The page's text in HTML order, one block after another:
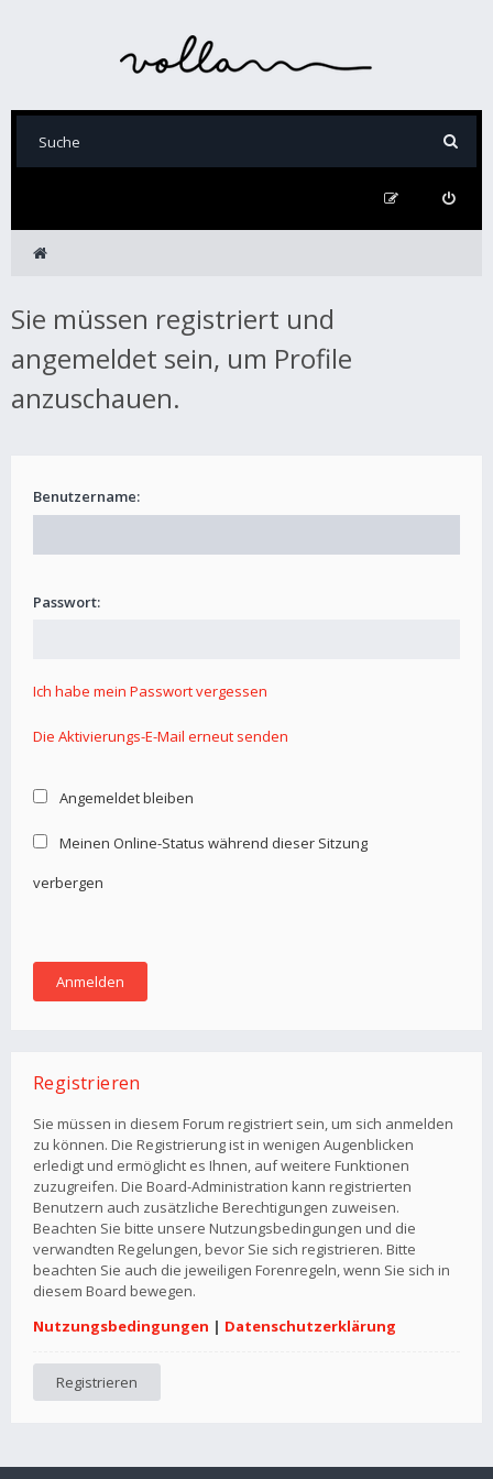
Sie müssen registriert und
angemeldet sein, um Profile
anzuschauen.
Benutzername:
Passwort:
Ich habe mein Passwort vergessen
Die Aktivierungs-E-Mail erneut senden
Angemeldet bleiben
Meinen Online-Status während dieser Sitzung
verbergen
Registrieren
Sie müssen in diesem Forum registriert sein, um sich anmelden
zu können. Die Registrierung ist in wenigen Augenblicken
erledigt und ermöglicht es Ihnen, auf weitere Funktionen
zuzugreifen. Die Board-Administration kann registrierten
Benutzern auch zusätzliche Berechtigungen zuweisen.
Beachten Sie bitte unsere Nutzungsbedingungen und die
verwandten Regelungen, bevor Sie sich registrieren. Bitte
beachten Sie auch die jeweiligen Forenregeln, wenn Sie sich in
diesem Board bewegen.
Nutzungsbedingungen | Datenschutzerklärung
Registrieren